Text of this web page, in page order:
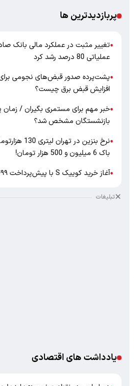
پربازدیدترین ها
●تغییر مثبت در عملکرد مالی بانک
عملیاتی 80 درصد رشد کرد
●پشت‌پرده صدور قبض‌های نجومی
افزایش قبض برق چیست؟
●خبر مهم برای مستمری بگیران /
بازنشستگان مشخص شد؟
●
نرخ بنزین در
باک 6 میلیون و 500 هزار تومان!
●آغاز خرید کوییک S با پیش‌پرداخت ۴۹۹ میلیونی
تبلیغات
یادداشت های اقتصادی